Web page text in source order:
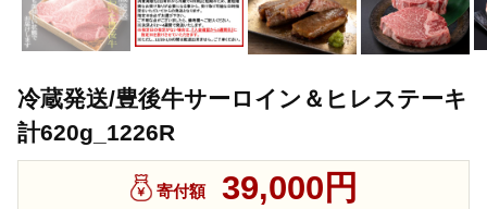
冷蔵発送/豊後牛サーロイン＆ヒレステーキ
計620g_1226R
寄付額 39,000円